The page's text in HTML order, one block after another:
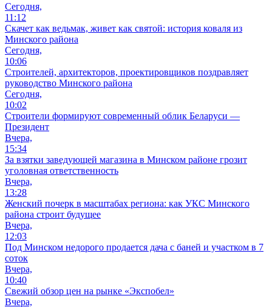
Сегодня,
11:12
Скачет как ведьмак, живет как святой: история коваля из
Минского района
Сегодня,
10:06
Cтроителей, архитекторов, проектировщиков поздравляет
руководство Минского района
Сегодня,
10:02
Строители формируют современный облик Беларуси —
Президент
Вчера,
15:34
За взятки заведующей магазина в Минском районе грозит
уголовная ответственность
Вчера,
13:28
Женский почерк в масштабах региона: как УКС Минского
района строит будущее
Вчера,
12:03
Под Минском недорого продается дача с баней и участком в 7
соток
Вчера,
10:40
Свежий обзор цен на рынке «Экспобел»
Вчера,